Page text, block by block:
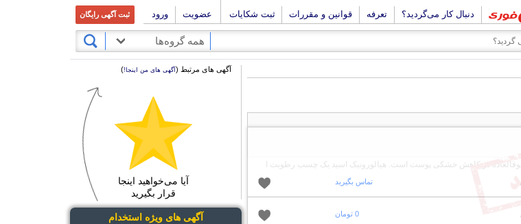
دنبال کار می‌گردید؟ تعرفه قوانین و مقررات ثبت شکایات عضویت ورود ثبت آگهی رایگان
همه گروه‌ها
در کاهش خشکی پوست است. هیالورونیک اسید یک چسب رطوبت ا
تماس بگیرید
0 تومان
آگهی های مرتبط (آگهی های من اینجا!)
آیا می‌خواهید اینجا
قرار بگیرید
آگهی های ویژه استخدام